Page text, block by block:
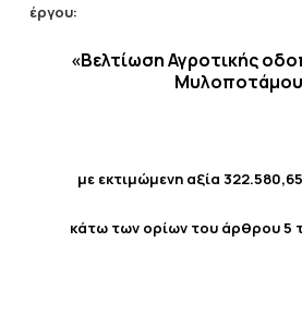
έργου:
«Βελτίωση Αγροτικής
με εκτιμώμενη αξία
κάτω των ορίων του άρθρου 5